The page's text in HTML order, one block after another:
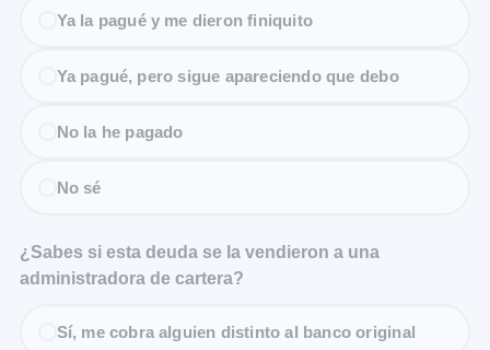
Ya la pagué y me dieron finiquito
Ya pagué, pero sigue apareciendo que debo
No la he pagado
No sé
¿Sabes si esta deuda se la vendieron a una
administradora de cartera?
Sí, me cobra alguien distinto al banco original